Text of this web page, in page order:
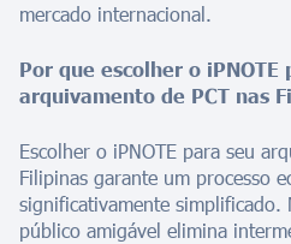
mercado internacional.
Por que escolher o iPNOTE
arquivamento de PCT nas
Escolher o iPNOTE para seu
Filipinas garante um processo
significativamente simplificado.
público amigável elimina